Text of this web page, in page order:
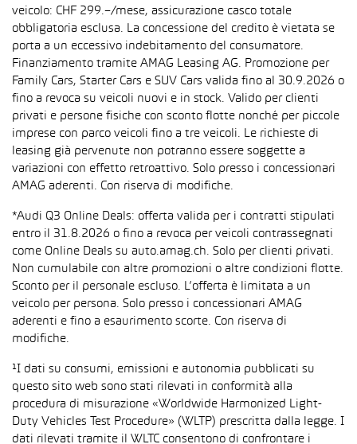
veicolo: CHF 299.–/mese, assicurazione casco totale
obbligatoria esclusa. La concessione del credito è vietata se
porta a un eccessivo indebitamento del consumatore.
Finanziamento tramite AMAG Leasing AG. Promozione per
Family Cars, Starter Cars e SUV Cars valida fino al 30.9.2026 o
fino a revoca su veicoli nuovi e in stock. Valido per clienti
privati e persone fisiche con sconto flotte nonché per piccole
imprese con parco veicoli fino a tre veicoli. Le richieste di
leasing già pervenute non potranno essere soggette a
variazioni con effetto retroattivo. Solo presso i concessionari
AMAG aderenti. Con riserva di modifiche.
*Audi Q3 Online Deals: offerta valida per i contratti stipulati
entro il 31.8.2026 o fino a revoca per veicoli contrassegnati
come Online Deals su auto.amag.ch. Solo per clienti privati.
Non cumulabile con altre promozioni o altre condizioni flotte.
Sconto per il personale escluso. L’offerta è limitata a un
veicolo per persona. Solo presso i concessionari AMAG
aderenti e fino a esaurimento scorte. Con riserva di
modifiche.
¹I dati su consumi, emissioni e autonomia pubblicati su
questo sito web sono stati rilevati in conformità alla
procedura di misurazione «Worldwide Harmonized Light-
Duty Vehicles Test Procedure» (WLTP) prescritta dalla legge. I
dati rilevati tramite il WLTC consentono di confrontare i